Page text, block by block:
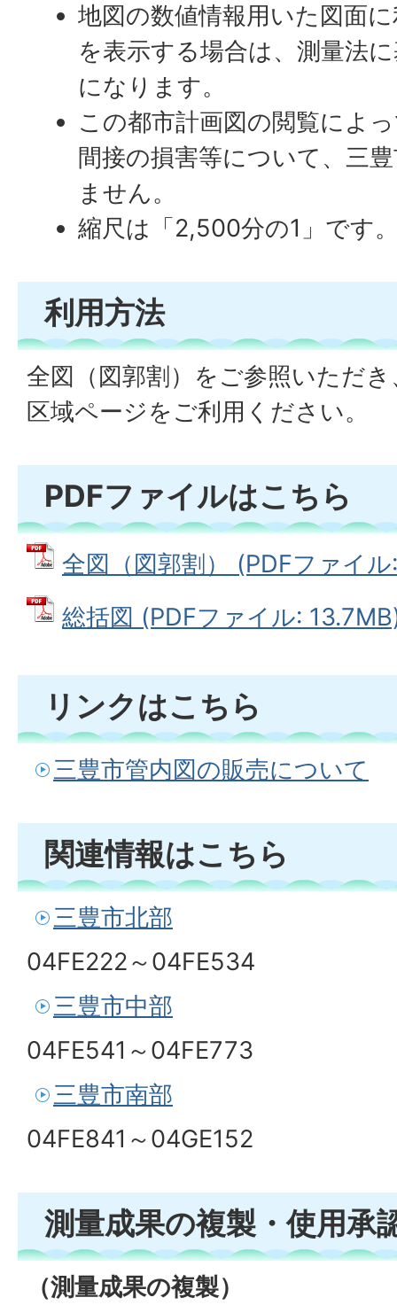
地図の数値情報用いた図面
を表示する場合は、測量法
になります。
この都市計画図の閲覧によ
間接の損害等について、三
ません。
縮尺は「2,500分の1」です
利用方法
全図（図郭割）をご参照いただ
区域ページをご利用ください。
PDFファイルはこちら
全図（図郭割） (PDFファイ
総括図 (PDFファイル:
リンクはこちら
三豊市管内図の販売について
関連情報はこちら
三豊市北部
04FE222～04FE534
三豊市中部
04FE541～04FE773
三豊市南部
04FE841～04GE152
測量成果の複製・使用承
（測量成果の複製）